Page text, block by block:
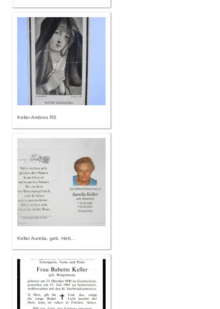
Keller Ambros RS
Keller Aurelia, geb. Hett...